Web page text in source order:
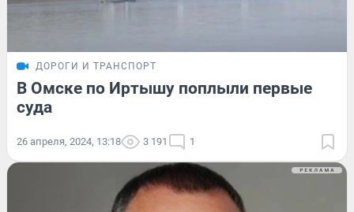
ДОРОГИ И ТРАНСПОРТ
В Омске по Иртышу поплыли первые
суда
26 апреля, 2024, 13:18 3 191 1